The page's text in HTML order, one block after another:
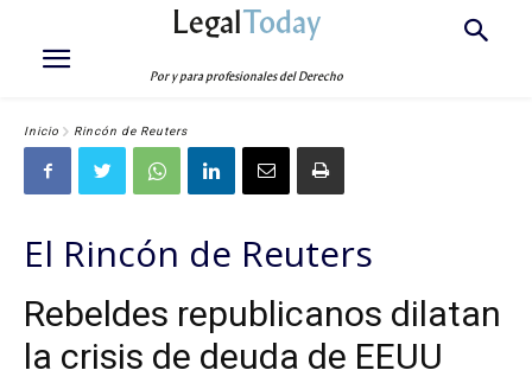
LegalToday
Por y para profesionales del Derecho
Inicio Rincón de Reuters
El Rincón de Reuters
Rebeldes republicanos dilatan
la crisis de deuda de EEUU